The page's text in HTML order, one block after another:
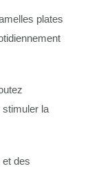
plates
stimuler la
des